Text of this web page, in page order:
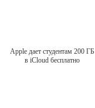
Apple дает студентам 200 ГБ
в iCloud бесплатно